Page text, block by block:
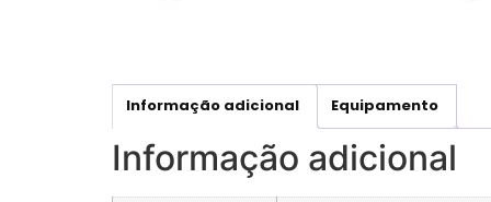
Informação adicional Equipamento
Informação adicional